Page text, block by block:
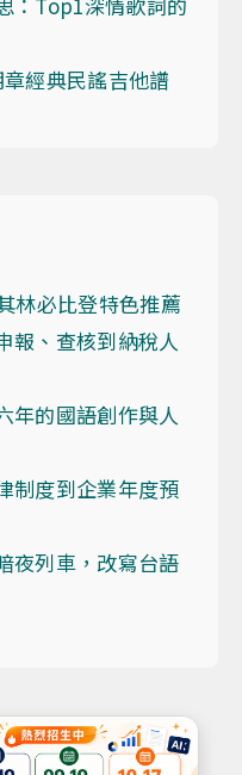
經典民謠吉他譜
林必比登特色推薦
報、查核到納稅人
年的國語創作與人
制度到企業年度預
夜列車，改寫台語